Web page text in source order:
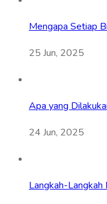
Mengapa Setiap
25 Jun, 2025
Apa yang
24 Jun, 2025
Langkah-